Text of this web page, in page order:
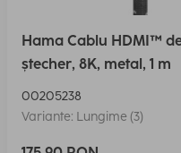
Hama Cablu HDMI™
ștecher, 8K, metal, 1 m
00205238
Variante: Lungime (3)